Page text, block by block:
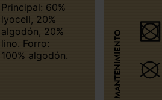
Principal: 60%
lyocell, 20%
algodón, 20%
lino. Forro:
100% algodón.
MANTENIMIENTO